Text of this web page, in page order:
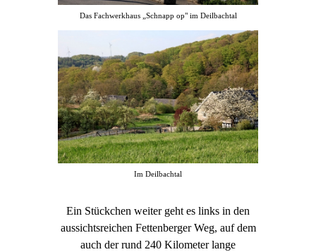
Das Fachwerkhaus „Schnapp op" im Deilbachtal
Im Deilbachtal
Ein Stückchen weiter geht es links in den
aussichtsreichen Fettenberger Weg, auf dem
auch der rund 240 Kilometer lange